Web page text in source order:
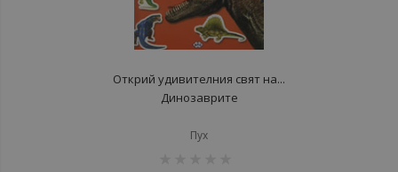
Открий удивителния свят на...
Динозаврите
Пух